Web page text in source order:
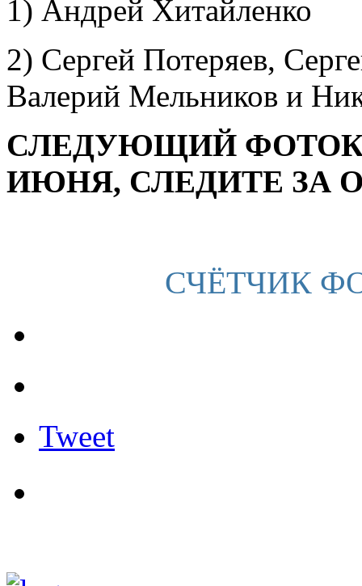
1) Андрей Хитайленко
2) Сергей Потеряев,
Валерий Мельников и
СЛЕДУЮЩИЙ
ИЮНЯ, СЛЕДИТЕ ЗА
СЧЁТЧИК
Tweet